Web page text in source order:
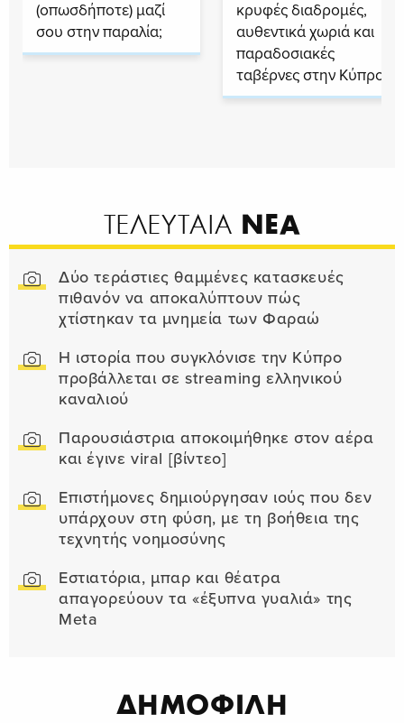
(οπωσδήποτε) μαζί
σου στην παραλία;
κρυφές διαδρομές,
αυθεντικά χωριά και
παραδοσιακές
ταβέρνες στην Κύπρο
ΤΕΛΕΥΤΑΙΑ ΝΕΑ
Δύο τεράστιες θαμμένες κατασκευές
πιθανόν να αποκαλύπτουν πώς
χτίστηκαν τα μνημεία των Φαραώ
Η ιστορία που συγκλόνισε την Κύπρο
προβάλλεται σε streaming ελληνικού
καναλιού
Παρουσιάστρια αποκοιμήθηκε στον αέρα
και έγινε viral [βίντεο]
Επιστήμονες δημιούργησαν ιούς που δεν
υπάρχουν στη φύση, με τη βοήθεια της
τεχνητής νοημοσύνης
Εστιατόρια, μπαρ και θέατρα
απαγορεύουν τα «έξυπνα γυαλιά» της
Meta
ΔΗΜΟΦΙΛΗ